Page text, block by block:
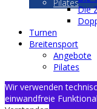
Pilates
Die
Turnen
Breitensport
Angebote
Pilates
Wir verwenden
einwandfreie